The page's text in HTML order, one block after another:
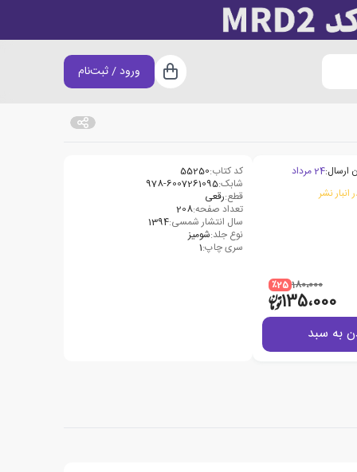
سبد خرید
ورود / ثبت‌نام
ارسال:24 مرداد
انبار نشر
180،000 ٪25
135،000
به سبد
کد کتاب:55250
شابک:978-6007261095
قطع:رقعی
تعداد صفحه:208
سال انتشار شمسی:1394
نوع جلد:شومیز
سری چاپ:1